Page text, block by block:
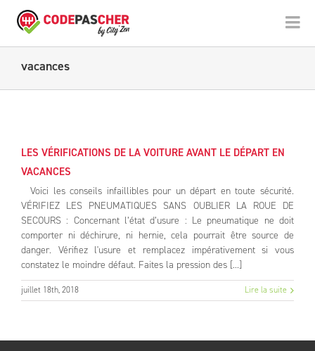
vacances
LES VÉRIFICATIONS DE LA VOITURE AVANT LE DÉPART EN
VACANCES
Voici les conseils infaillibles pour un départ en toute sécurité.
VÉRIFIEZ LES PNEUMATIQUES SANS OUBLIER LA ROUE DE
SECOURS : Concernant l’état d’usure : Le pneumatique ne doit
comporter ni déchirure, ni hernie, cela pourrait être source de
danger. Vérifiez l'usure et remplacez impérativement si vous
constatez le moindre défaut. Faites la pression des [...]
juillet 18th, 2018 Lire la suite